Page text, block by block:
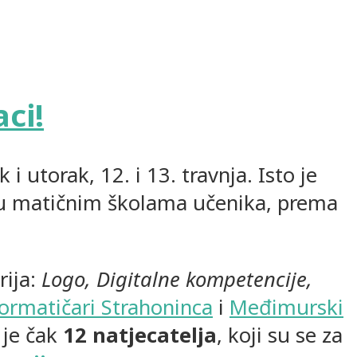
i utorak, 12. i 13. travnja. Isto je
matičnim školama učenika, prema
Logo, Digitalne kompetencije,
Strahoninca i Međimurski
čak 12 natjecatelja, koji su se za